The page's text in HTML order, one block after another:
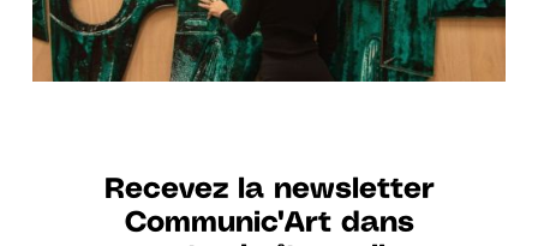
Recevez la newsletter
Communic'Art dans